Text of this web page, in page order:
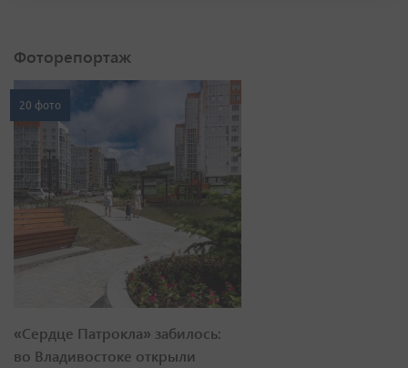
Фоторепортаж
20 фото
«Сердце Патрокла» забилось:
во Владивостоке открыли